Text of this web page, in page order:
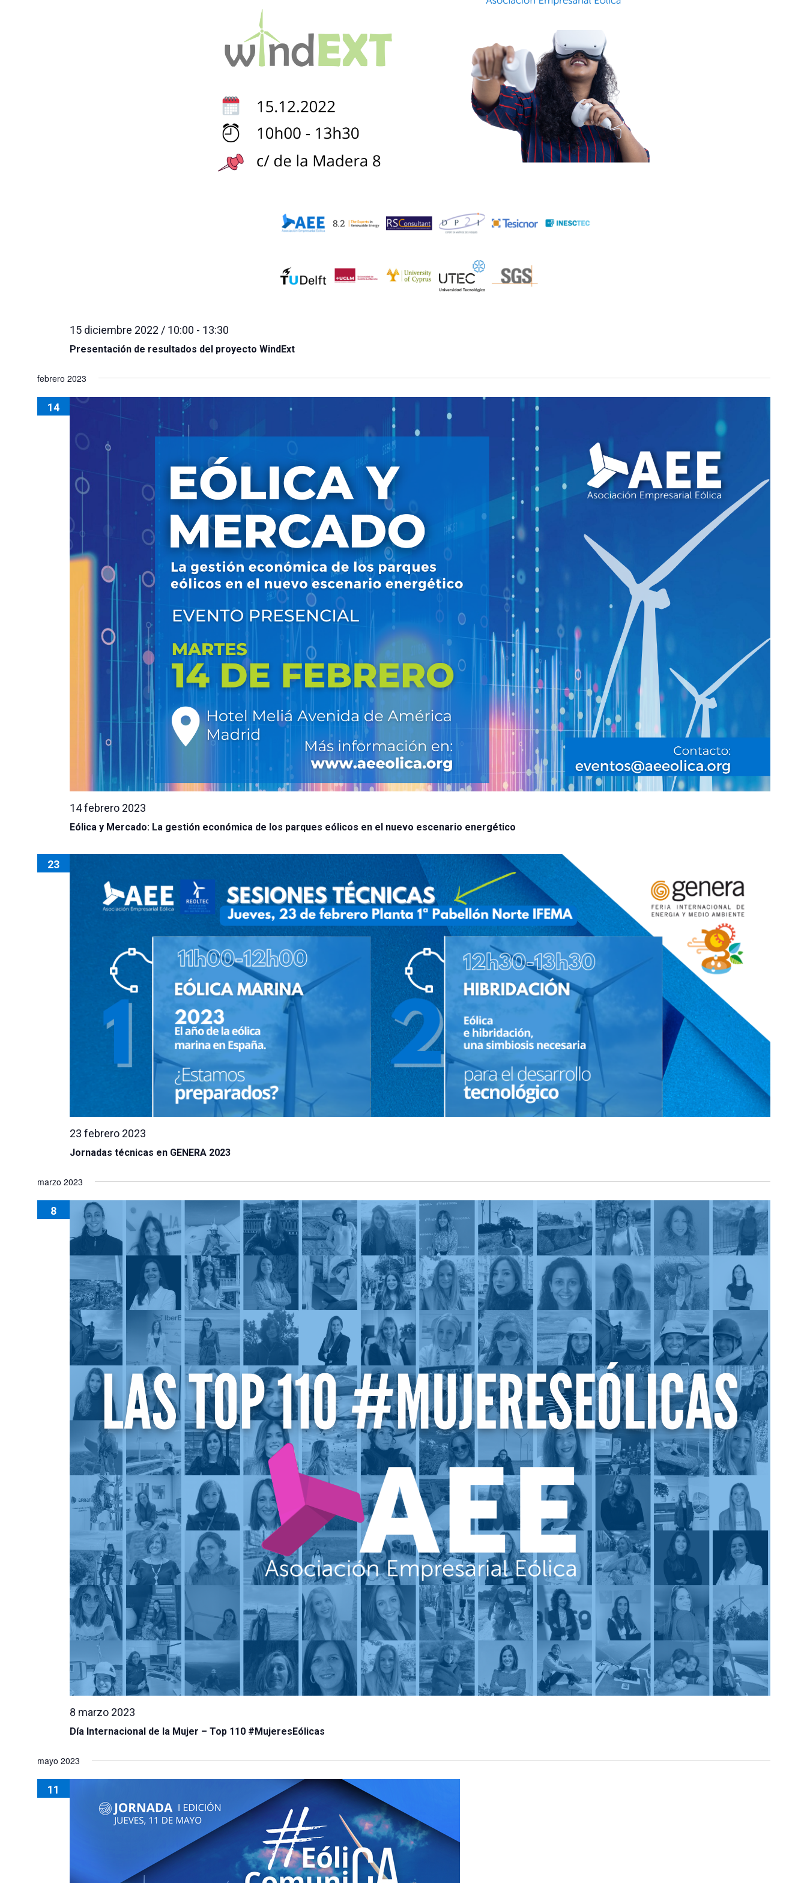
Presentación de resultados del proyecto WindExt
15 diciembre 2022 / 10:00 - 13:30
febrero 2023
14
Eólica y Mercado: La gestión económica de los parques eólicos en el nuevo escenario energético
14 febrero 2023
23
Jornadas técnicas en GENERA 2023
23 febrero 2023
marzo 2023
8
Día Internacional de la Mujer – Top 110 #MujeresEólicas
8 marzo 2023
mayo 2023
11